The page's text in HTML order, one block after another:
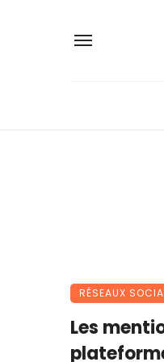
RÉSEAUX
Les